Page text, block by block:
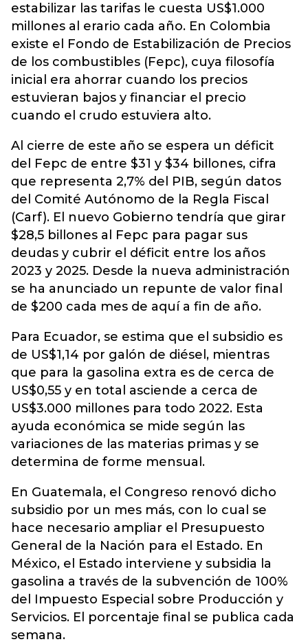
estabilizar las tarifas le cuesta US$1.000
millones al erario cada año. En Colombia
existe el Fondo de Estabilización de Precios
de los combustibles (Fepc), cuya filosofía
inicial era ahorrar cuando los precios
estuvieran bajos y financiar el precio
cuando el crudo estuviera alto.
Al cierre de este año se espera un déficit
del Fepc de entre $31 y $34 billones, cifra
que representa 2,7% del PIB, según datos
del Comité Autónomo de la Regla Fiscal
(Carf). El nuevo Gobierno tendría que girar
$28,5 billones al Fepc para pagar sus
deudas y cubrir el déficit entre los años
2023 y 2025. Desde la nueva administración
se ha anunciado un repunte de valor final
de $200 cada mes de aquí a fin de año.
Para Ecuador, se estima que el subsidio es
de US$1,14 por galón de diésel, mientras
que para la gasolina extra es de cerca de
US$0,55 y en total asciende a cerca de
US$3.000 millones para todo 2022. Esta
ayuda económica se mide según las
variaciones de las materias primas y se
determina de forme mensual.
En Guatemala, el Congreso renovó dicho
subsidio por un mes más, con lo cual se
hace necesario ampliar el Presupuesto
General de la Nación para el Estado. En
México, el Estado interviene y subsidia la
gasolina a través de la subvención de 100%
del Impuesto Especial sobre Producción y
Servicios. El porcentaje final se publica cada
semana.